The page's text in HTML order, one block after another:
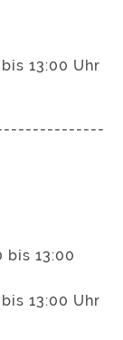
13:00 Uhr
bis 13:00
13:00 Uhr